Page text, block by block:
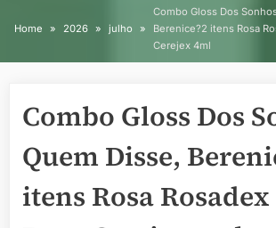
Home 2026 julho
Combo Gloss Dos
Berenice?2 itens Rosa
Cerejex 4ml
Combo Gloss Dos
Quem Disse,
itens Rosa